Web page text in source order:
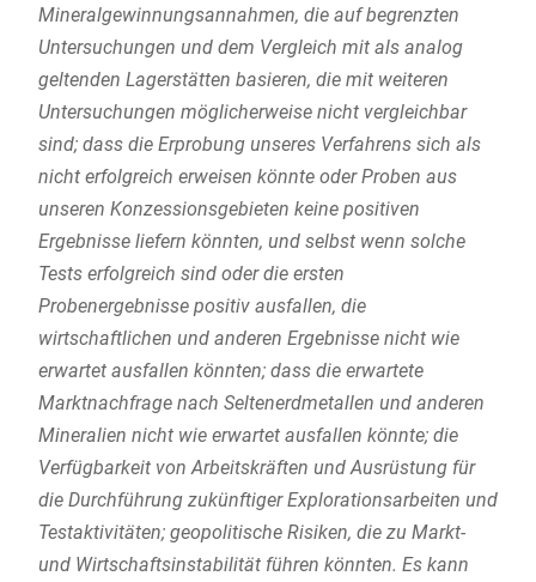
Mineralgewinnungsannahmen, die auf begrenzten
Untersuchungen und dem Vergleich mit als analog
geltenden Lagerstätten basieren, die mit weiteren
Untersuchungen möglicherweise nicht vergleichbar
sind; dass die Erprobung unseres Verfahrens sich als
nicht erfolgreich erweisen könnte oder Proben aus
unseren Konzessionsgebieten keine positiven
Ergebnisse liefern könnten, und selbst wenn solche
Tests erfolgreich sind oder die ersten
Probenergebnisse positiv ausfallen, die
wirtschaftlichen und anderen Ergebnisse nicht wie
erwartet ausfallen könnten; dass die erwartete
Marktnachfrage nach Seltenerdmetallen und anderen
Mineralien nicht wie erwartet ausfallen könnte; die
Verfügbarkeit von Arbeitskräften und Ausrüstung für
die Durchführung zukünftiger Explorationsarbeiten und
Testaktivitäten; geopolitische Risiken, die zu Markt-
und Wirtschaftsinstabilität führen könnten. Es kann